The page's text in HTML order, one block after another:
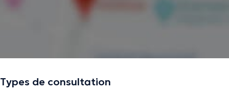
Types de consultation